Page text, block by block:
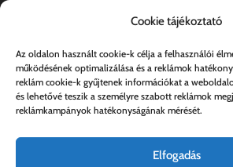
Cookie tájékoztató
Az oldalon használt cookie-k célja a felhasználói
működésének optimalizálása és a reklámok
reklám cookie-k gyűjtenek információkat a
és lehetővé teszik a személyre szabott reklámok
reklámkampányok hatékonyságának mérését.
Elfogadás
Dokumentumok
Általános szerződési feltételek
Adatkezelési tájékoztató